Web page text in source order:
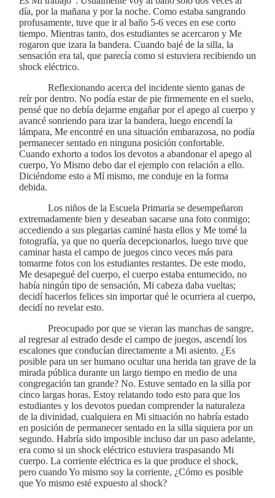
día, por la mañana y por la noche. Como estaba sangrando
profusamente, tuve que ir al baño 5-6 veces en ese corto
tiempo. Mientras tanto, dos estudiantes se acercaron y Me
rogaron que izara la bandera. Cuando bajé de la silla, la
sensación era tal, que parecía como si estuviera recibiendo un
shock eléctrico.
Reflexionando acerca del incidente siento ganas de
reír por dentro. No podía estar de pie firmemente en el suelo,
pensé que no debía dejarme engañar por el apego al cuerpo y
avancé sonriendo para izar la bandera, luego encendí la
lámpara, Me encontré en una situación embarazosa, no podía
permanecer sentado en ninguna posición confortable.
Cuando exhorto a todos los devotos a abandonar el apego al
cuerpo, Yo Mismo debo dar el ejemplo con relación a ello.
Diciéndome esto a Mí mismo, me conduje en la forma
debida.
Los niños de la Escuela Primaria se desempeñaron
extremadamente bien y deseaban sacarse una foto conmigo;
accediendo a sus plegarias caminé hasta ellos y Me tomé la
fotografía, ya que no quería decepcionarlos, luego tuve que
caminar hasta el campo de juegos cinco veces más para
tomarme fotos con los estudiantes restantes. De este modo,
Me desapegué del cuerpo, el cuerpo estaba entumecido, no
había ningún tipo de sensación, Mi cabeza daba vueltas;
decidí hacerlos felices sin importar qué le ocurriera al cuerpo,
decidí no revelar esto.
Preocupado por que se vieran las manchas de sangre,
al regresar al estrado desde el campo de juegos, ascendí los
escalones que conducían directamente a Mi asiento. ¿Es
posible para un ser humano ocultar una herida tan grave de la
mirada pública durante un largo tiempo en medio de una
congregación tan grande? No. Estuve sentado en la silla por
cinco largas horas. Estoy relatando todo esto para que los
estudiantes y los devotos puedan comprender la naturaleza
de la divinidad, cualquiera en Mi situación no habría estado
en posición de permanecer sentado en la silla siquiera por un
segundo. Habría sido imposible incluso dar un paso adelante,
era como si un shock eléctrico estuviera traspasando Mi
cuerpo. La corriente eléctrica es la que produce el shock,
pero cuando Yo mismo soy la corriente, ¿Cómo es posible
que Yo mismo esté expuesto al shock?